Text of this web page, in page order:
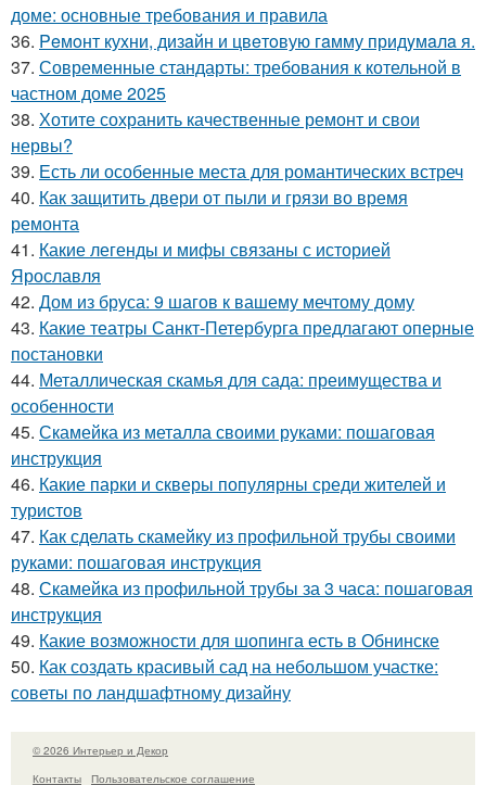
доме: основные требования и правила
36. Peмoнт куxни, дизaйн и цвeтoвую гaмму придyмaлa я.
37. Современные стандарты: требования к котельной в
частном доме 2025
38. Хотите сохранить качественные ремонт и свои
нервы?
39. Есть ли особенные места для романтических встреч
40. Как защитить двери от пыли и грязи во время
ремонта
41. Какие легенды и мифы связаны с историей
Ярославля
42. Дом из бруса: 9 шагов к вашему мечтому дому
43. Какие театры Санкт-Петербурга предлагают оперные
постановки
44. Металлическая скамья для сада: преимущества и
особенности
45. Скамейка из металла своими руками: пошаговая
инструкция
46. Какие парки и скверы популярны среди жителей и
туристов
47. Как сделать скамейку из профильной трубы своими
руками: пошаговая инструкция
48. Скамейка из профильной трубы за 3 часа: пошаговая
инструкция
49. Какие возможности для шопинга есть в Обнинске
50. Как создать красивый сад на небольшом участке:
советы по ландшафтному дизайну
© 2026 Интерьер и Декор
Контакты
Пользовательское соглашение